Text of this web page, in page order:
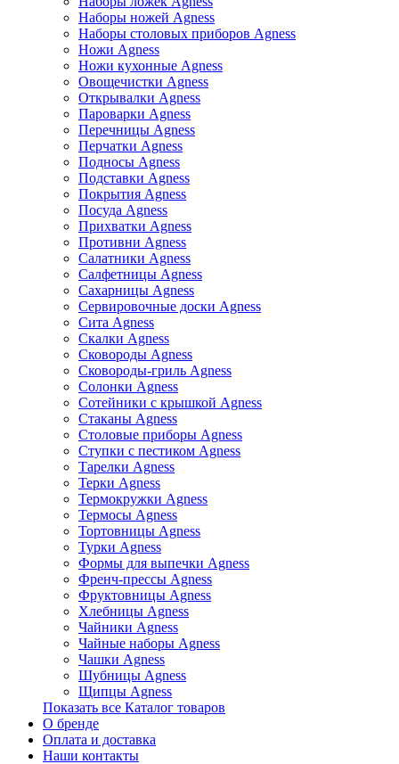
Наборы ножей Agness
Наборы столовых приборов Agness
Ножи Agness
Ножи кухонные Agness
Овощечистки Agness
Открывалки Agness
Пароварки Agness
Перечницы Agness
Перчатки Agness
Подносы Agness
Подставки Agness
Покрытия Agness
Посуда Agness
Прихватки Agness
Противни Agness
Салатники Agness
Салфетницы Agness
Сахарницы Agness
Сервировочные доски Agness
Сита Agness
Скалки Agness
Сковороды Agness
Сковороды-гриль Agness
Солонки Agness
Сотейники с крышкой Agness
Стаканы Agness
Столовые приборы Agness
Ступки с пестиком Agness
Тарелки Agness
Терки Agness
Термокружки Agness
Термосы Agness
Тортовницы Agness
Турки Agness
Формы для выпечки Agness
Френч-прессы Agness
Фруктовницы Agness
Хлебницы Agness
Чайники Agness
Чайные наборы Agness
Чашки Agness
Шубницы Agness
Щипцы Agness
Показать все Каталог товаров
О бренде
Оплата и доставка
Наши контакты